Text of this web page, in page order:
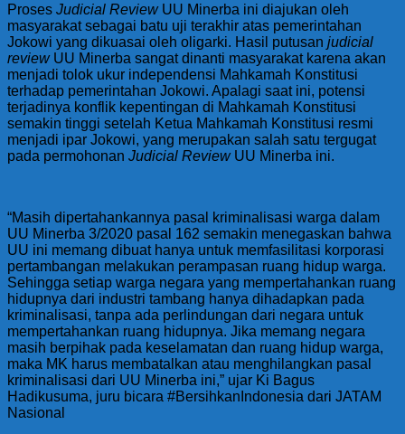
Proses Judicial Review UU Minerba ini diajukan oleh
masyarakat sebagai batu uji terakhir atas pemerintahan
Jokowi yang dikuasai oleh oligarki. Hasil putusan judicial
review UU Minerba sangat dinanti masyarakat karena akan
menjadi tolok ukur independensi Mahkamah Konstitusi
terhadap pemerintahan Jokowi. Apalagi saat ini, potensi
terjadinya konflik kepentingan di Mahkamah Konstitusi
semakin tinggi setelah Ketua Mahkamah Konstitusi resmi
menjadi ipar Jokowi, yang merupakan salah satu tergugat
pada permohonan Judicial Review UU Minerba ini.
“Masih dipertahankannya pasal kriminalisasi warga dalam
UU Minerba 3/2020 pasal 162 semakin menegaskan bahwa
UU ini memang dibuat hanya untuk memfasilitasi korporasi
pertambangan melakukan perampasan ruang hidup warga.
Sehingga setiap warga negara yang mempertahankan ruang
hidupnya dari industri tambang hanya dihadapkan pada
kriminalisasi, tanpa ada perlindungan dari negara untuk
mempertahankan ruang hidupnya. Jika memang negara
masih berpihak pada keselamatan dan ruang hidup warga,
maka MK harus membatalkan atau menghilangkan pasal
kriminalisasi dari UU Minerba ini,” ujar Ki Bagus
Hadikusuma, juru bicara #BersihkanIndonesia dari JATAM
Nasional